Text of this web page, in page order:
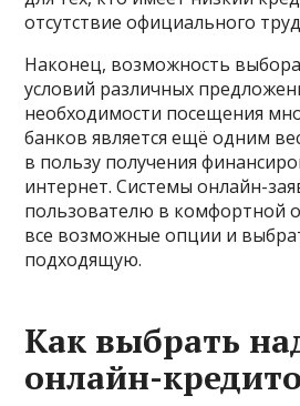
отсутствие официального
Наконец, возможность
условий различных
необходимости посещения
банков является ещё одним
в пользу получения
интернет. Системы онлайн-
пользователю в комфортной
все возможные опции и
подходящую.
Как выбрать
онлайн-